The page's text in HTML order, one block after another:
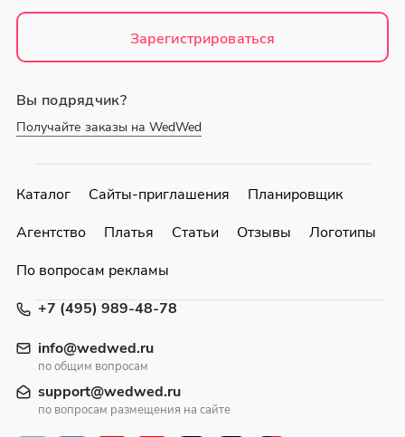
Зарегистрироваться
Вы подрядчик?
Получайте заказы на WedWed
+7 (495) 989-48-78
info@wedwed.ru
по общим вопросам
support@wedwed.ru
по вопросам размещения на сайте
Каталог Сайты-приглашения
Планировщик
Агентство
Платья Статьи Отзывы
Логотипы
По вопросам рекламы